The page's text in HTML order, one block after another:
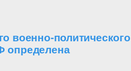
военно-политического
определена